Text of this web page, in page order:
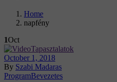
Home
napfény
1Oct
October 1, 2018
By Szabi Madaras
ProgramBevezetes